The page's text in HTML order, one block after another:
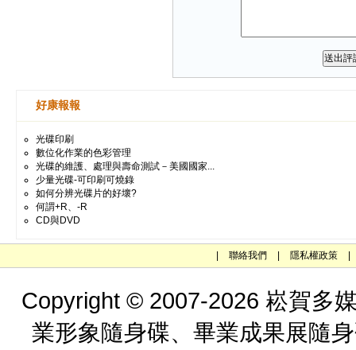
好康報報
光碟印刷
數位化作業的色彩管理
光碟的維護、處理與壽命測試－美國國家...
少量光碟-可印刷可燒錄
如何分辨光碟片的好壞?
何謂+R、-R
CD與DVD
聯絡我們 隱私權政策
Copyright © 2007-2026 崧賀多
業形象隨身碟、畢業成果展隨